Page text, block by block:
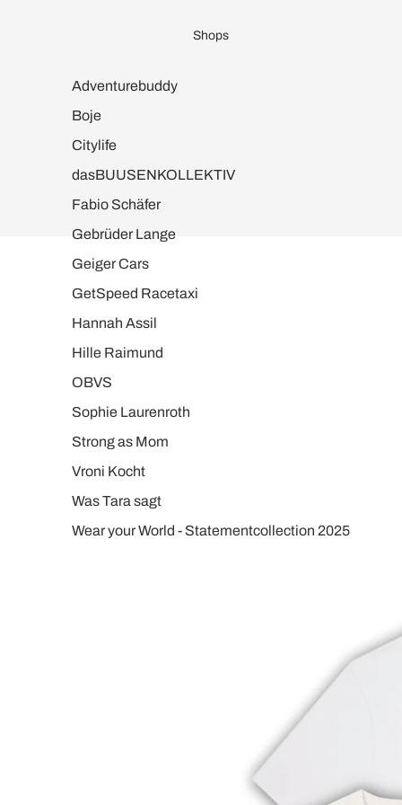
Shops
Adventurebuddy
Boje
Citylife
dasBUUSENKOLLEKTIV
Fabio Schäfer
Gebrüder Lange
Geiger Cars
GetSpeed Racetaxi
Hannah Assil
Hille Raimund
OBVS
Sophie Laurenroth
Strong as Mom
Vroni Kocht
Was Tara sagt
Wear your World - Statementcollection 2025